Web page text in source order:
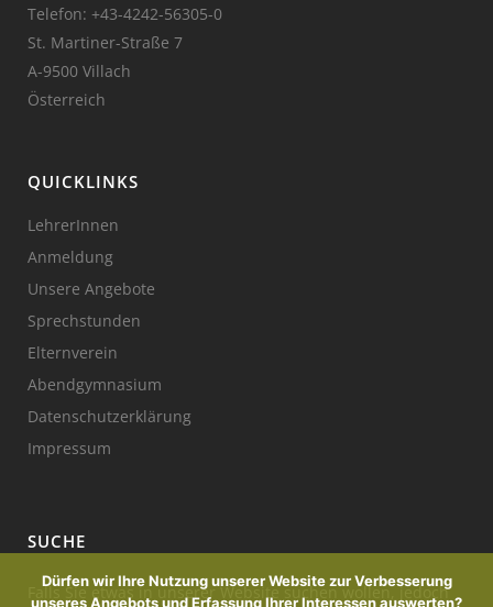
Telefon: +43-4242-56305-0
St. Martiner-Straße 7
A-9500 Villach
Österreich
QUICKLINKS
LehrerInnen
Anmeldung
Unsere Angebote
Sprechstunden
Elternverein
Abendgymnasium
Datenschutzerklärung
Impressum
SUCHE
Falls Sie etwas in unserer Website suchen wollen, jedoch
Dürfen wir Ihre Nutzung unserer Website zur Verbesserung
unseres Angebots und Erfassung Ihrer Interessen auswerten?